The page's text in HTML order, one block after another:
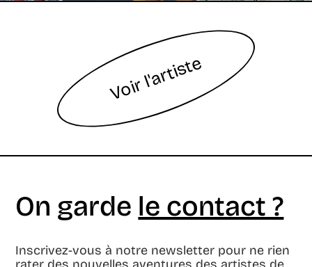
Voir l'artiste
On garde le contact ?
Inscrivez-vous à notre newsletter pour ne rien